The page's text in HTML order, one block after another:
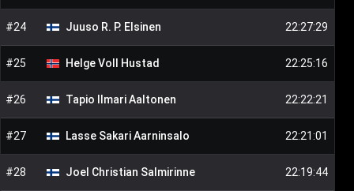
#24 Juuso R. P. Elsinen 22:27:29
#25 Helge Voll Hustad 22:25:16
#26 Tapio IlmariAaltonen 22:22:21
#27 Lasse SakariAarninsalo 22:21:01
#28 Joel Christian Salmirinne 22:19:44